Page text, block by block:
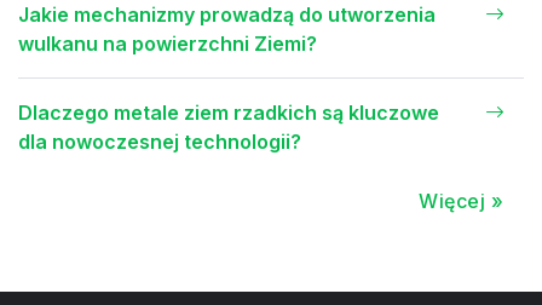
Jakie mechanizmy prowadzą do utworzenia
wulkanu na powierzchni Ziemi?
Dlaczego metale ziem rzadkich są kluczowe
dla nowoczesnej technologii?
Więcej »